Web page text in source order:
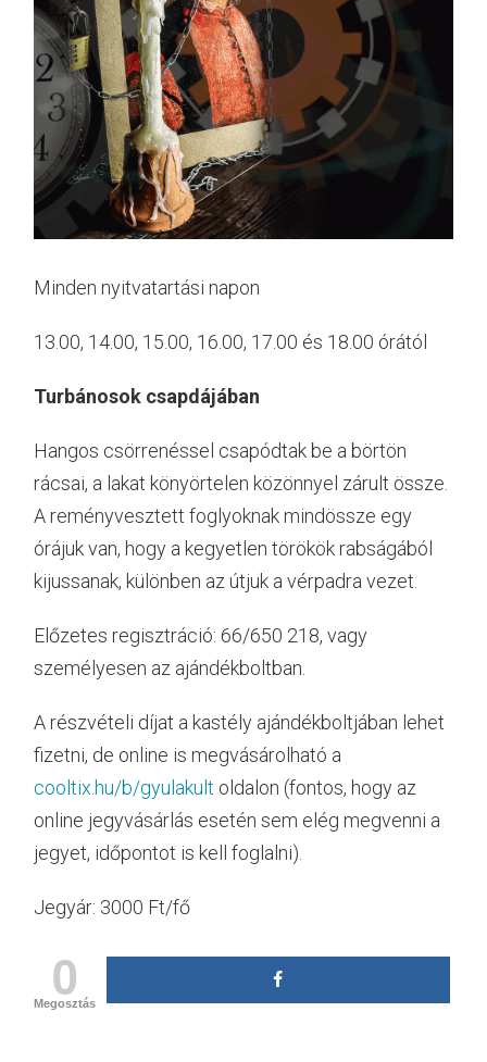
Minden nyitvatartási napon
13.00, 14.00, 15.00, 16.00, 17.00 és 18.00 órától
Turbánosok csapdájában
Hangos csörrenéssel csapódtak be a börtön
rácsai, a lakat könyörtelen közönnyel zárult össze.
A reményvesztett foglyoknak mindössze egy
órájuk van, hogy a kegyetlen törökök rabságából
kijussanak, különben az útjuk a vérpadra vezet.
Előzetes regisztráció: 66/650 218, vagy
személyesen az ajándékboltban.
A részvételi díjat a kastély ajándékboltjában lehet
fizetni, de online is megvásárolható a
cooltix.hu/b/gyulakult oldalon (fontos, hogy az
online jegyvásárlás esetén sem elég megvenni a
jegyet, időpontot is kell foglalni).
Jegyár: 3000 Ft/fő
0
Megosztás